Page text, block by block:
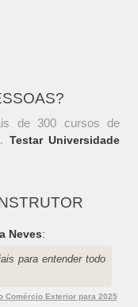
de 300 cursos de
Testar Universidade
Neves:
para entender todo
Comércio Exterior para 2025